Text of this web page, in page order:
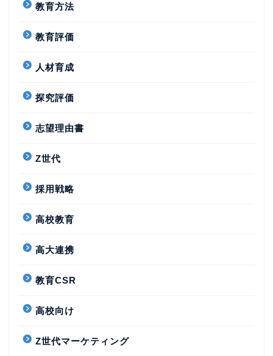
教育方法
教育評価
人材育成
探究評価
志望理由書
Z世代
採用戦略
高校教育
高大連携
教育CSR
高校向け
Z世代マーケティング